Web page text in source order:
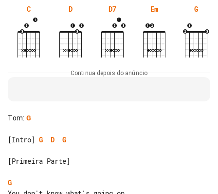
C D D7 Em G
Continua depois do anúncio
Tom: G
[Intro] G D G
[Primeira Parte]
G